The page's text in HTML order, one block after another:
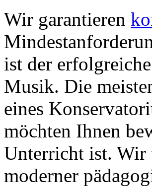
Wir garantieren
ist der
Musik. Die
eines
möchten Ihnen
Unterricht ist. Wir
moderner